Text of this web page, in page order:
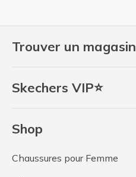
Trouver un magasin
Skechers VIP⭐
Shop
Chaussures pour Femme